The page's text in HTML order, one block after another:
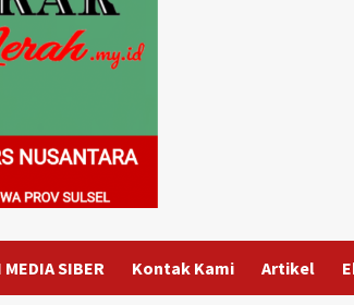
SIBER Kontak Kami Artikel